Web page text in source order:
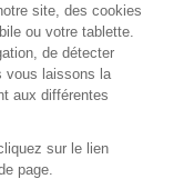
Clôture panneau rigide
21,30 €
site, des cookies
ou votre tablette.
de détecter
vous laissons la
aux différentes
sur le lien
page.